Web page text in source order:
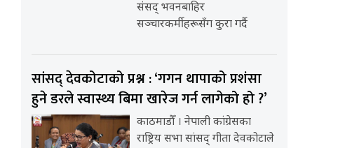
संसद् भवनबाहिर
सञ्चारकर्मीहरूसँग कुरा गर्दै
सांसद् देवकोटाको प्रश्न : ‘गगन थापाको प्रशंसा
हुने डरले स्वास्थ्य बिमा खारेज गर्न लागेको हो ?’
काठमाडौँ । नेपाली कांग्रेसका
राष्ट्रिय सभा सांसद् गीता देवकोटाले